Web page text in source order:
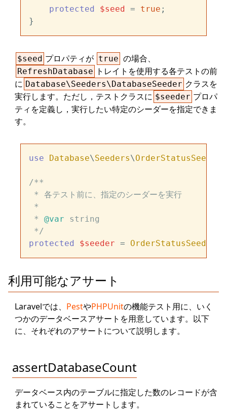
protected
$seed = true ;
$seed プロパティが true の場合、
RefreshDatabase トレイトを使用する各テストの前
に Database\Seeders\DatabaseSeeder クラスを
実行します。ただし，テストクラスに $seeder プロパ
ティを定義し，実行したい特定のシーダーを指定できま
す。
use Database\Seeders\OrderStatusSeeder
/**
* 各テスト前に、指定のシーダーを実行
*
* @var string
*/
protected
$seeder = OrderStatusSeeder
利用可能なアサート
Laravelでは、 PestやPHPUnitの機能テスト用に、いく
つかのデータベースアサートを用意しています。以下
に、それぞれのアサートについて説明します。
assertDatabaseCount
データベース内のテーブルに指定した数のレコードが含
まれていることをアサートします。